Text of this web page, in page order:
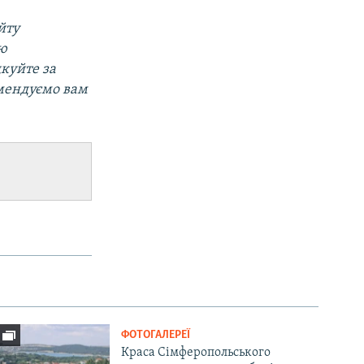
за
вам
ФОТОГАЛЕРЕЇ
Краса Сімферопольського